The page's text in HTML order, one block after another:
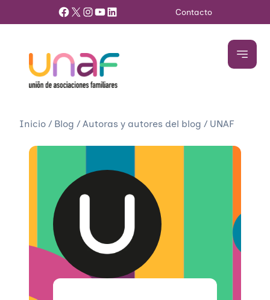
Facebook X InstagramYouTube LinkedIn Contacto
Inicio / Blog / Autoras y autores del blog / UNAF